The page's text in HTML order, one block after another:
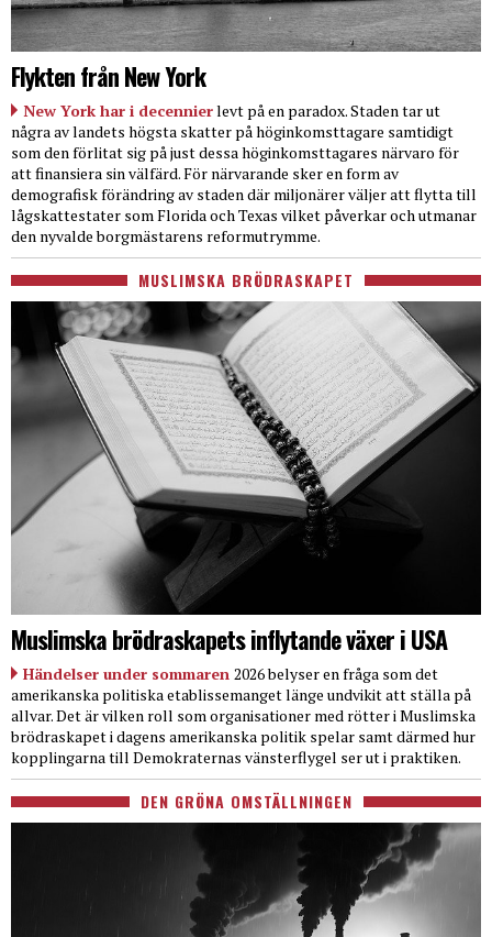
Flykten från New York
New York har i decennierlevt på en paradox. Staden tar ut
några av landets högsta skatter på höginkomsttagare samtidigt
som den förlitat sig på just dessa höginkomsttagares närvaro för
att finansiera sin välfärd. För närvarande sker en form av
demografisk förändring av staden där miljonärer väljer att flytta till
lågskattestater som Florida och Texas vilket påverkar och utmanar
den nyvalde borgmästarens reformutrymme.
MUSLIMSKA BRÖDRASKAPET
Muslimska brödraskapets inflytande växer i USA
Händelser under sommaren 2026 belyser en fråga som det
amerikanska politiska etablissemanget länge undvikit att ställa på
allvar. Det är vilken roll som organisationer med rötter i Muslimska
brödraskapet i dagens amerikanska politik spelar samt därmed hur
kopplingarna till Demokraternas vänsterflygel ser ut i praktiken.
DEN GRÖNA OMSTÄLLNINGEN